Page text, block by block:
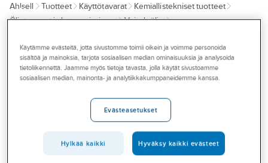
Myymälät
Konseptit
Palvelut
Ahlsell Tuotteet Käyttötavarat
Kemiallistekniset tuotteet
Öljyt, rasvat ja lastuamisaineet
Voiteluöljyt
CRC
Silikonispray
CRC Silicone
500ML CRC
INDUSTRIAL
Käytämme evästeitä, jotta sivustomme toimii oikein ja voimme personoida
sisältöä ja mainoksia, tarjota sosiaalisen median ominaisuuksia ja analysoida
tietoliikennettä. Jaamme myös tietoja tavasta, jolla käytät sivustoamme
sosiaalisen median, mainonta- ja analytiikkakumppaneidemme kanssa.
Evästeasetukset
Hylkää kaikki Hyväksy kaikki evästeet